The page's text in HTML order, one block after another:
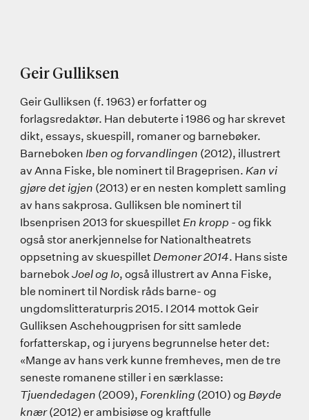
Geir Gulliksen
Geir Gulliksen (f. 1963) er forfatter og
forlagsredaktør. Han debuterte i 1986 og har skrevet
dikt, essays, skuespill, romaner og barnebøker.
Barneboken Iben og forvandlingen (2012), illustrert
av Anna Fiske, ble nominert til Brageprisen. Kan vi
gjøre det igjen (2013) er en nesten komplett samling
av hans sakprosa. Gulliksen ble nominert til
Ibsenprisen 2013 for skuespillet En kropp - og fikk
også stor anerkjennelse for Nationaltheatrets
oppsetning av skuespillet Demoner 2014. Hans siste
barnebok Joel og Io, også illustrert av Anna Fiske,
ble nominert til Nordisk råds barne- og
ungdomslitteraturpris 2015. I 2014 mottok Geir
Gulliksen Aschehougprisen for sitt samlede
forfatterskap, og i juryens begrunnelse heter det:
«Mange av hans verk kunne fremheves, men de tre
seneste romanene stiller i en særklasse:
Tjuendedagen (2009), Forenkling (2010) og Bøyde
knær(2012) er ambisiøse og kraftfulle